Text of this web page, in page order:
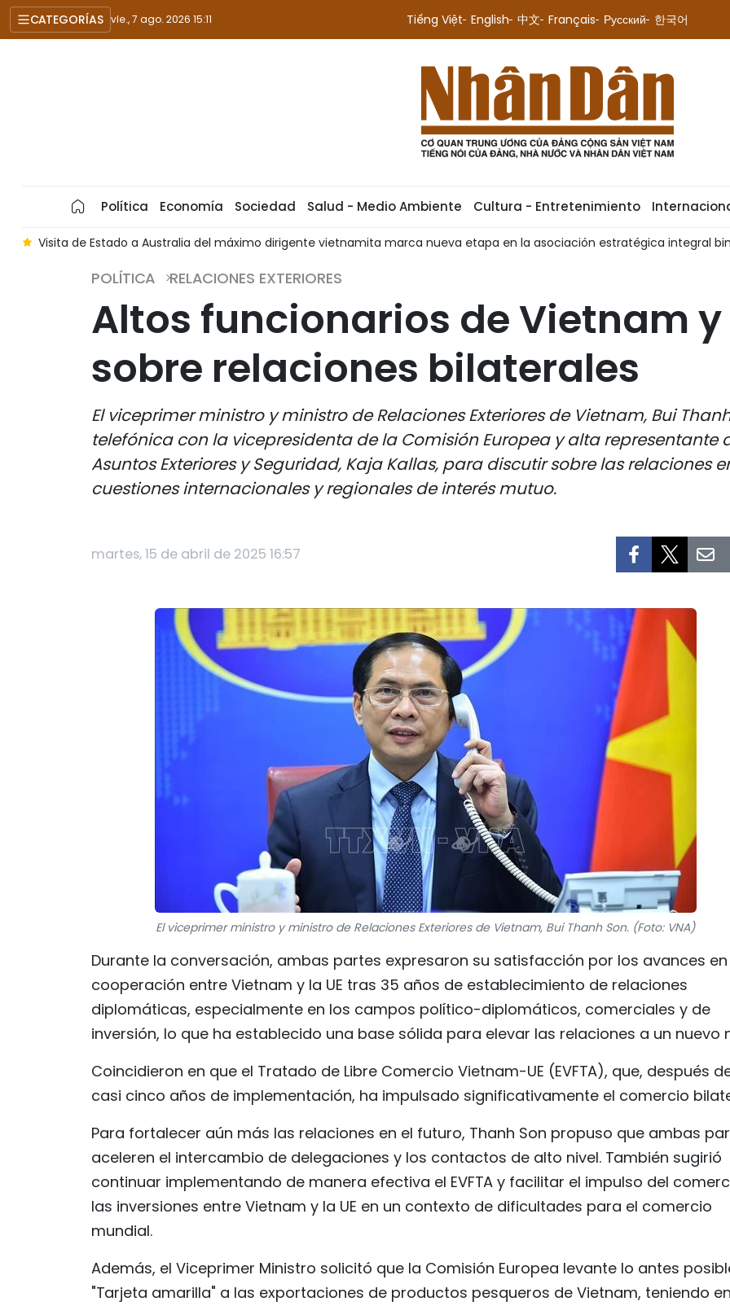
CATEGORÍAS vie., 7 ago. 2026 15:11 Tiếng Việt English 中文 Français Русский 한국어
Política Economía Sociedad Salud - Medio Ambiente Cultura - Entretenimiento
Visita de Estado a Australia del máximo dirigente vietnamita marca nueva etapa en la asociación estratégica integral
POLÍTICA RELACIONES EXTERIORES
Altos funcionarios de Vietnam y
sobre relaciones bilaterales
El viceprimer ministro y ministro de Relaciones Exteriores de Vietnam, Bui
telefónica con la vicepresidenta de la Comisión Europea y alta representante
Asuntos Exteriores y Seguridad, Kaja Kallas, para discutir sobre las relaciones
cuestiones internacionales y regionales de interés mutuo.
martes, 15 de abril de 2025 16:57
El viceprimer ministro y ministro de Relaciones Exteriores de Vietnam, Bui Thanh Son. (Foto: VNA)
Durante la conversación, ambas partes expresaron su satisfacción por los avances
cooperación entre Vietnam y la UE tras 35 años de establecimiento de relaciones
diplomáticas, especialmente en los campos político-diplomáticos, comerciales y de
inversión, lo que ha establecido una base sólida para elevar las relaciones a un nuevo
Coincidieron en que el Tratado de Libre Comercio Vietnam-UE (EVFTA), que, después
casi cinco años de implementación, ha impulsado significativamente el comercio
Para fortalecer aún más las relaciones en el futuro, Thanh Son propuso que ambas
aceleren el intercambio de delegaciones y los contactos de alto nivel. También sugirió
continuar implementando de manera efectiva el EVFTA y facilitar el impulso del
las inversiones entre Vietnam y la UE en un contexto de dificultades para el comercio
mundial.
Además, el Viceprimer Ministro solicitó que la Comisión Europea levante lo antes
"Tarjeta amarilla" a las exportaciones de productos pesqueros de Vietnam, teniendo en